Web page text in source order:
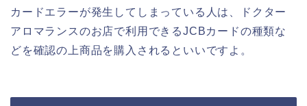
カードエラーが発生してしまっている人は、ドクター
アロマランスのお店で利用できるJCBカードの種類な
どを確認の上商品を購入されるといいですよ。